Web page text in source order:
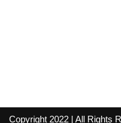
Copyright 2022 | All Rights